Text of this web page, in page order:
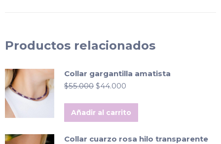
Productos relacionados
Collar gargantilla amatista
$55.000 El
original
era:
$55.000.
$44.000
actual
es:
$44.000.
Añadir al carrito
Collar cuarzo rosa hilo transparente